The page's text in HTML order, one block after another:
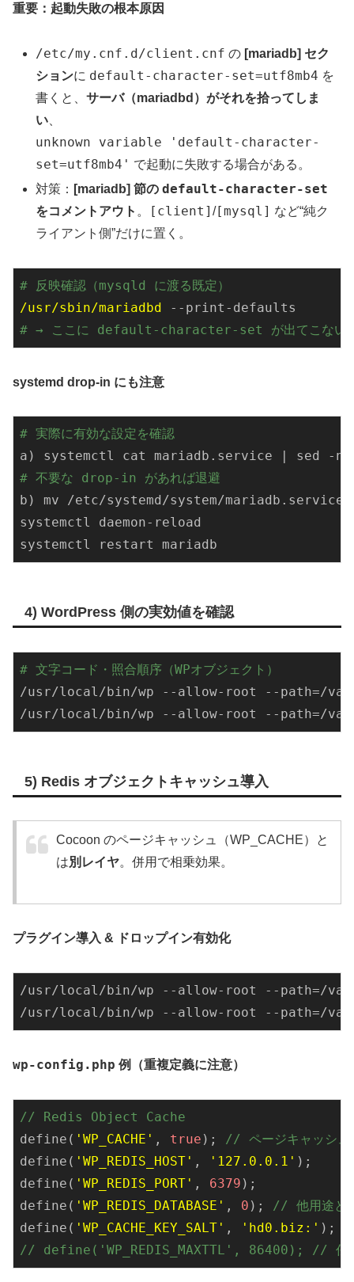
重要：起動失敗の根本原因
/etc/my.cnf.d/client.cnf の [mariadb] セク
ションに default-character-set=utf8mb4 を
書くと、サーバ（mariadbd）がそれを拾ってしま
い
unknown variable 'default-character-
set=utf8mb4' で起動に失敗する場合がある。
対策： [mariadb] 節のdefault-character-set
をコメントアウト 。 [client]/[mysql] など“純ク
ライアント側”だけに置く。
# 反映確認（mysqld に渡る既定）
/usr/sbin/mariadbd
--print-defaults
# → ここに default-character-set が出てこない
systemd drop-in にも注意
# 実際に有効な設定を確認
a) systemctl cat mariadb.service | sed -n
# 不要な drop-in があれば退避
b) mv /etc/systemd /system/m
systemctl daemon-reload
4) WordPress 側の実効値を確認
# 文字コード・照合順序（WPオブジェクト）
/usr/local /bin/wp --allow-root --path=/
/usr/local /bin/wp --allow-root --path=/
5) Redis オブジェクトキャッシュ導入
Cocoon のページキャッシュ（WP_CACHE）と
は別レイヤ。併用で相乗効果。
プラグイン導入 & ドロップイン有効化
/usr/local/bin/wp --allow-root --path=/
/usr/local/bin/wp --allow-root --path=/
wp-config.php 例（重複定義に注意）
// Redis Object Cache
define ( 'WP_CACHE' , true );
// ページキャッシュ
define ( 'WP_REDIS_HOST' , '127.0.0.1'
define ( 'WP_REDIS_PORT' , 6379
define ( 'WP_REDIS_DATABASE' , 0 );
// 他用途と
define ( 'WP_CACHE_KEY_SALT' , 'hd0.biz:' );
// define('WP_REDIS_MAXTTL', 86400); // 任意